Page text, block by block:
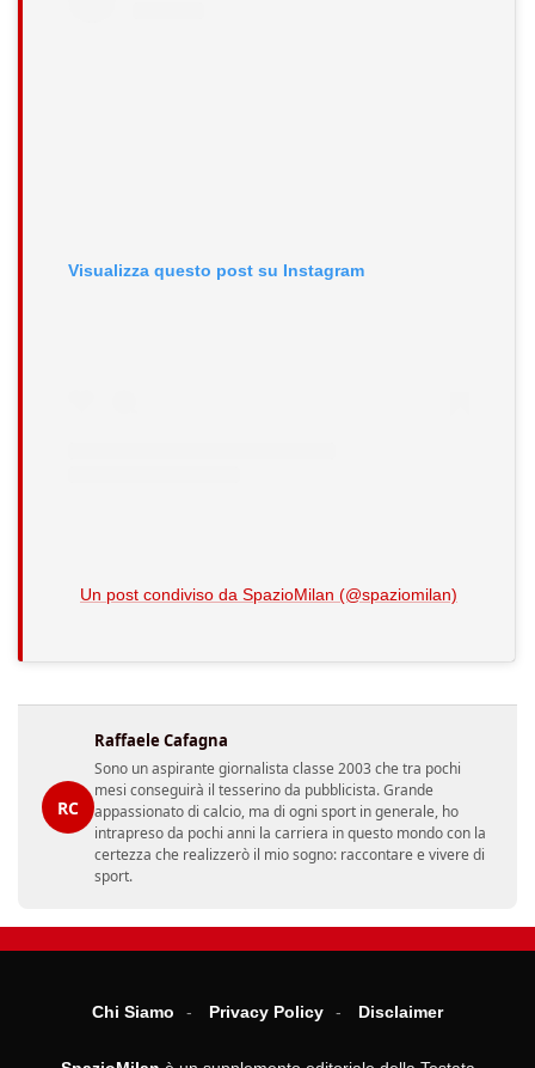
Visualizza questo post su Instagram
Un post condiviso da SpazioMilan (@spaziomilan)
RC
Raffaele Cafagna
Sono un aspirante giornalista classe 2003 che tra pochi
mesi conseguirà il tesserino da pubblicista. Grande
appassionato di calcio, ma di ogni sport in generale, ho
intrapreso da pochi anni la carriera in questo mondo con la
certezza che realizzerò il mio sogno: raccontare e vivere di
sport.
Chi Siamo Privacy Policy Disclaimer